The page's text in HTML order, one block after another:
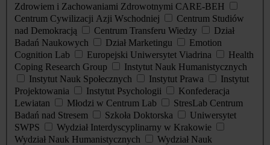
Zdrowiem i Zachowaniami Zdrowotnymi CARE-BEH
Centrum Cywilizacji Azji Wschodniej
Centrum Studiów
nad Demokracją
Centrum Transferu Wiedzy
Dział
Badań Naukowych
Dział Marketingu
Emotion
Cognition Lab
Europejski Uniwersytet Viadrina
Health
Coping Research Group
Instytut Nauk Humanistycznych
Instytut Nauk Społecznych
Instytut Prawa
Instytut
Projektowania
Instytut Psychologii
Konfederacja
Lewiatan
Młodzi w Centrum Lab
StresLab Centrum
Badań nad Stresem
Szkoła Doktorska
Uniwersytet
SWPS
Wydział Interdyscyplinarny w Krakowie
Wydział Nauk Humanistycznych
Wydział Nauk